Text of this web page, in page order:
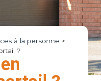
à la personne >
?